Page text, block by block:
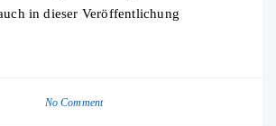
in dieser Veröffentlichung
No Comment